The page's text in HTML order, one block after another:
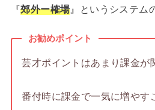
『郊外ー榷場』というシステム
お勧めポイント
芸才ポイントはあまり課金が
番付時に課金で一気に増やす